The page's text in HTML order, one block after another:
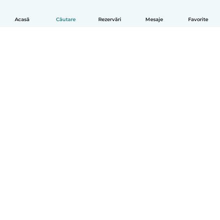
Acasă Căutare Rezervări Mesaje Favorite